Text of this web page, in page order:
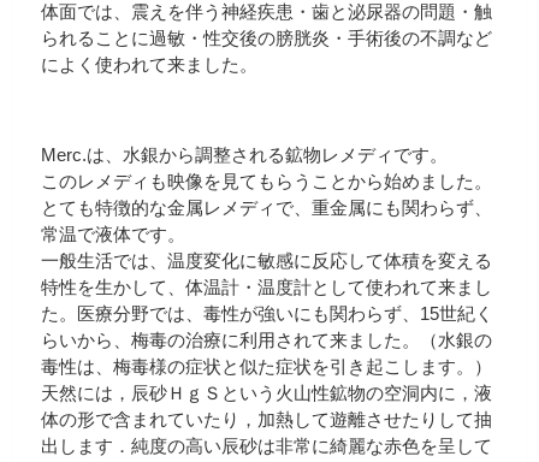
体面では、震えを伴う神経疾患・歯と泌尿器の問題・触
られることに過敏・性交後の膀胱炎・手術後の不調など
によく使われて来ました。
Merc.は、水銀から調整される鉱物レメディです。
このレメディも映像を見てもらうことから始めました。
とても特徴的な金属レメディで、重金属にも関わらず、
常温で液体です。
一般生活では、温度変化に敏感に反応して体積を変える
特性を生かして、体温計・温度計として使われて来まし
た。医療分野では、毒性が強いにも関わらず、15世紀く
らいから、梅毒の治療に利用されて来ました。（水銀の
毒性は、梅毒様の症状と似た症状を引き起こします。）
天然には，辰砂ＨｇＳという火山性鉱物の空洞内に，液
体の形で含まれていたり，加熱して遊離させたりして抽
出します．純度の高い辰砂は非常に綺麗な赤色を呈して